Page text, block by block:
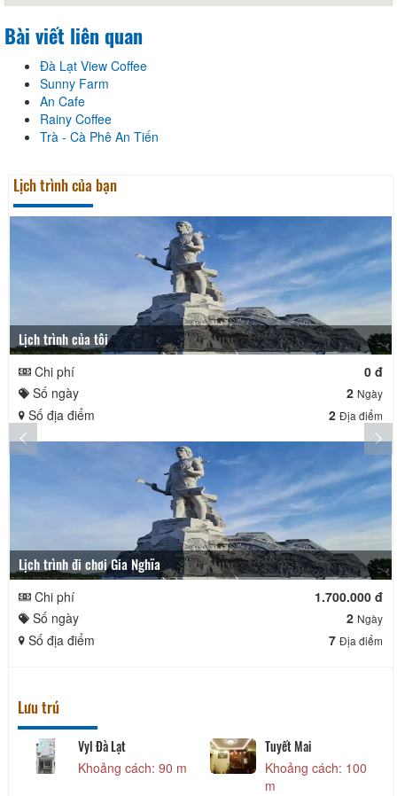
Bài viết liên quan
Đà Lạt View Coffee
Sunny Farm
An Cafe
Rainy Coffee
Trà - Cà Phê An Tiến
Lịch trình của bạn
Lịch trình của tôi
Chi phí
0 đ
Số ngày
2 Ngày
Số địa điểm 2 Địa điểm
Lịch trình đi chơi Gia Nghĩa
Chi phí
1.700.000 đ
Số ngày
2 Ngày
Số địa điểm 7 Địa điểm
Lưu trú
Vyl Đà Lạt
Khoảng cách: 90 m
Tuyết Mai
Khoảng cách: 100
m